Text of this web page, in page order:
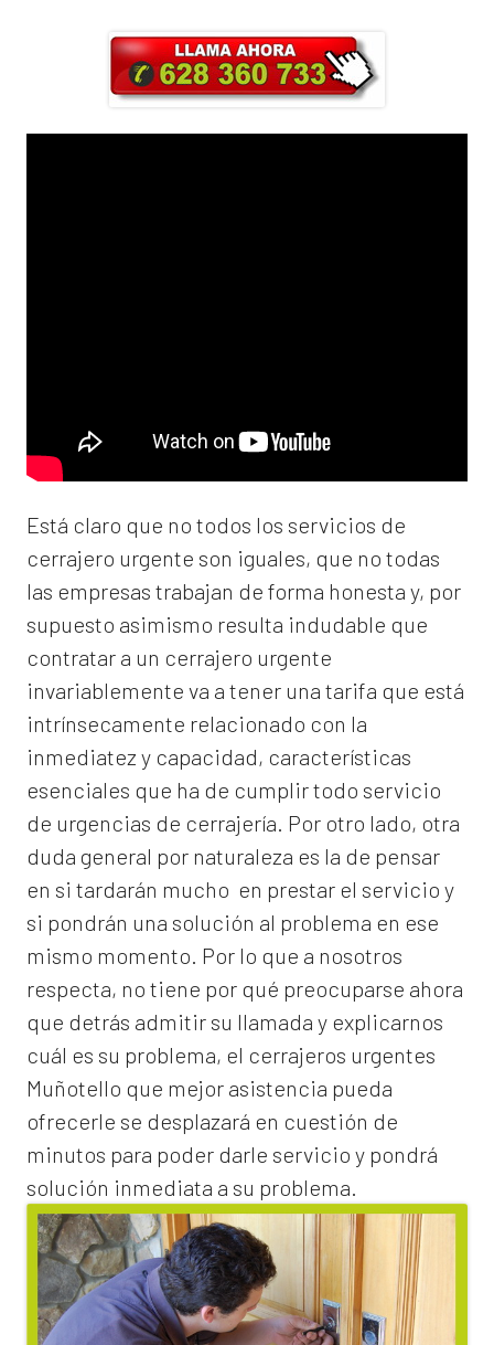
Está claro que no todos los servicios de
cerrajero urgente son iguales, que no todas
las empresas trabajan de forma honesta y, por
supuesto asimismo resulta indudable que
contratar a un cerrajero urgente
invariablemente va a tener una tarifa que está
intrínsecamente relacionado con la
inmediatez y capacidad, características
esenciales que ha de cumplir todo servicio
de urgencias de cerrajería. Por otro lado, otra
duda general por naturaleza es la de pensar
en si tardarán mucho en prestar el servicio y
si pondrán una solución al problema en ese
mismo momento. Por lo que a nosotros
respecta, no tiene por qué preocuparse ahora
que detrás admitir su llamada y explicarnos
cuál es su problema, el cerrajeros urgentes
Muñotello que mejor asistencia pueda
ofrecerle se desplazará en cuestión de
minutos para poder darle servicio y pondrá
solución inmediata a su problema.